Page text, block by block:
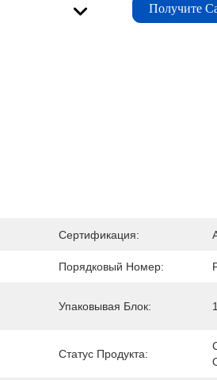
Получите
Сертификация:
Порядковый Номер:
Упаковывая Блок:
Статус Продукта: